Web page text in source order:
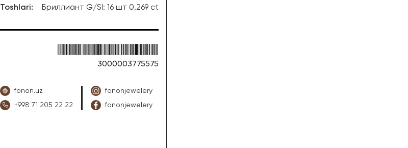
Toshlari: Бриллиант G/SI: 16 шт 0.269 ct
3000003775575
fonon.uz
+998 71 205 22 22
fononjewelery
fononjewelery